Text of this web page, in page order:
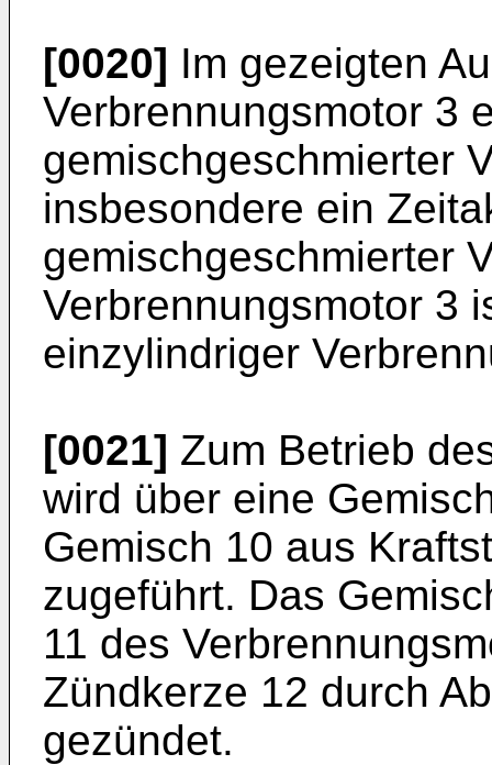
[0020] Im gezeigten
Verbrennungsmotor 3
gemischgeschmierter
insbesondere ein
gemischgeschmierter
Verbrennungsmotor 3
einzylindriger
[0021] Zum Betrieb
wird über eine
Gemisch 10 aus
zugeführt. Das
11 des
Zündkerze 12 durch
gezündet.